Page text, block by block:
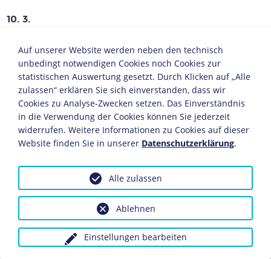
10. 3.
Erste Petition der sechs Wirtschaftsverbände an
Reichskanzler Bethmann Hollweg fordert weitreichende
Kriegsziele.
18. 3.
Durchbruchsversuch britisch-französischer
Seestreitkräfte durch die Dardanellen scheitert unter
erheblichen Verlusten.
20. 3.
Karl Liebknechtund Otto Rühle (1874-1943),
Sozialdemokratischen Partei
Deutschlands
(SPD), stimmen im Reichstag gegen
weitere Kriegskredite. Zudem bleiben 30
sozialdemokratische Abgeordnete der Abstimmung
fern.
Auf unserer Website werden neben den technisch
unbedingt notwendigen Cookies noch Cookies zur
statistischen Auswertung gesetzt. Durch Klicken auf „Alle
zulassen“ erklären Sie sich einverstanden, dass wir
Cookies zu Analyse-Zwecken setzen. Das Einverständnis
in die Verwendung der Cookies können Sie jederzeit
widerrufen. Weitere Informationen zu Cookies auf dieser
Website finden Sie in unserer Datenschutzerklärung.
Einstellungen bearbeiten
Ablehnen
Alle zulassen